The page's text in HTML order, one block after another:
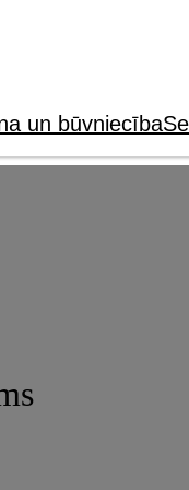
un būvniecība